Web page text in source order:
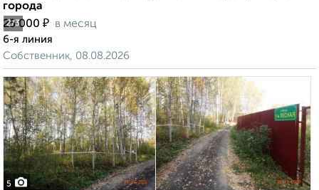
2/3
города
25 000 ₽ в месяц
6-я линия
Собственник, 08.08.2026
5